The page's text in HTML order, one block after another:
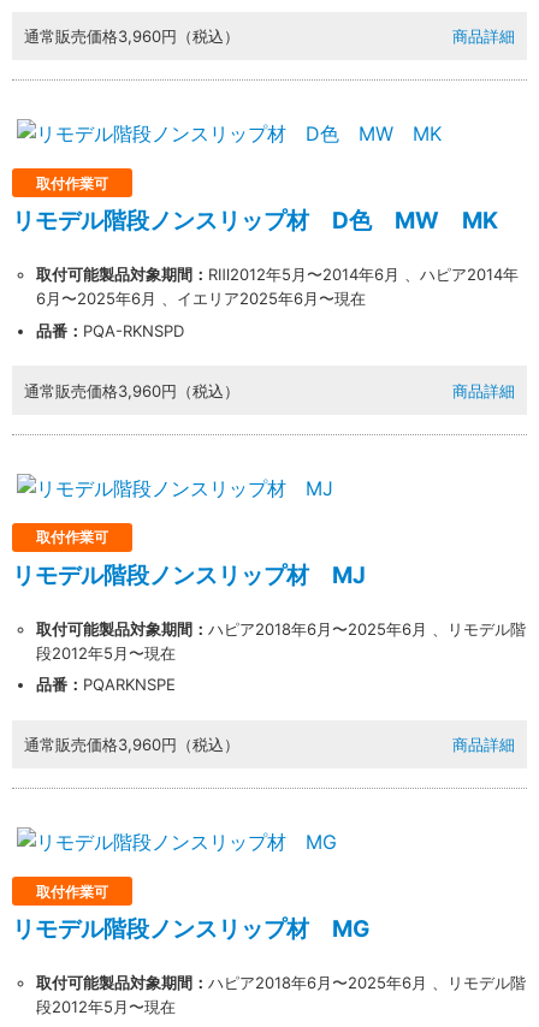
通常販売価格3,960円（税込） 商品詳細
取付作業可
リモデル階段ノンスリップ材 D色 MW MK
取付可能製品対象期間： RⅢ2012年5月〜2014年6月 、ハピア2014年
6月〜2025年6月 、イエリア2025年6月〜現在
品番： PQA-RKNSPD
通常販売価格3,960円（税込） 商品詳細
取付作業可
リモデル階段ノンスリップ材 MJ
取付可能製品対象期間： ハピア2018年6月〜2025年6月 、リモデル階
段2012年5月〜現在
品番： PQARKNSPE
通常販売価格3,960円（税込） 商品詳細
取付作業可
リモデル階段ノンスリップ材 MG
取付可能製品対象期間： ハピア2018年6月〜2025年6月 、リモデル階
段2012年5月〜現在
業者様向け商品とは
取付方法説明書や埋木などの同梱品が付属してい
同梱品が必要な場合は、「※業者様向け」と記載の